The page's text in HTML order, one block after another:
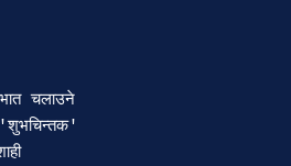
चलाउने